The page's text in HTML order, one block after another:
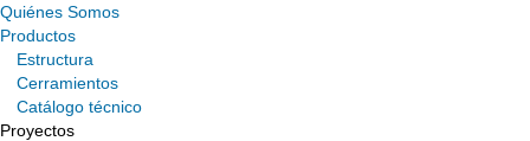
Quiénes Somos
Productos
Estructura
Cerramientos
Catálogo técnico
Proyectos